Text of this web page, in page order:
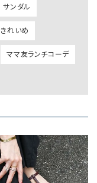
サンダル
きれいめ
ママ友ランチコーデ